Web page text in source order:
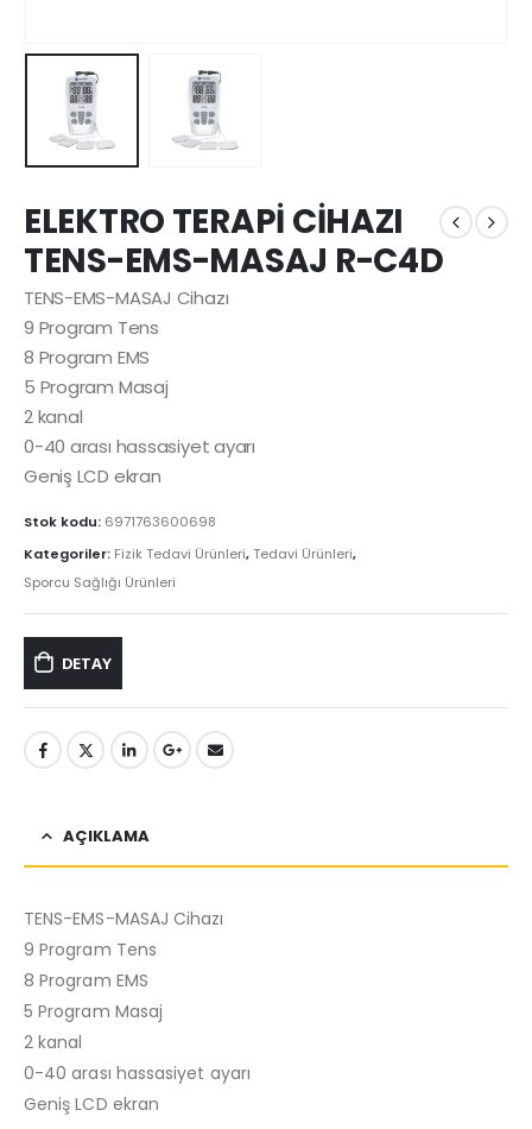
ELEKTRO TERAPİ CİHAZI
TENS-EMS-MASAJ R-C4D
TENS-EMS-MASAJ Cihazı
9 Program Tens
8 Program EMS
5 Program Masaj
2 kanal
0-40 arası hassasiyet ayarı
Geniş LCD ekran
Stok kodu: 6971763600698
Kategoriler: Fizik Tedavi Ürünleri,Tedavi Ürünleri,
Sporcu Sağlığı Ürünleri
DETAY
AÇIKLAMA
TENS-EMS-MASAJ Cihazı
9 Program Tens
8 Program EMS
5 Program Masaj
2 kanal
0-40 arası hassasiyet ayarı
Geniş LCD ekran